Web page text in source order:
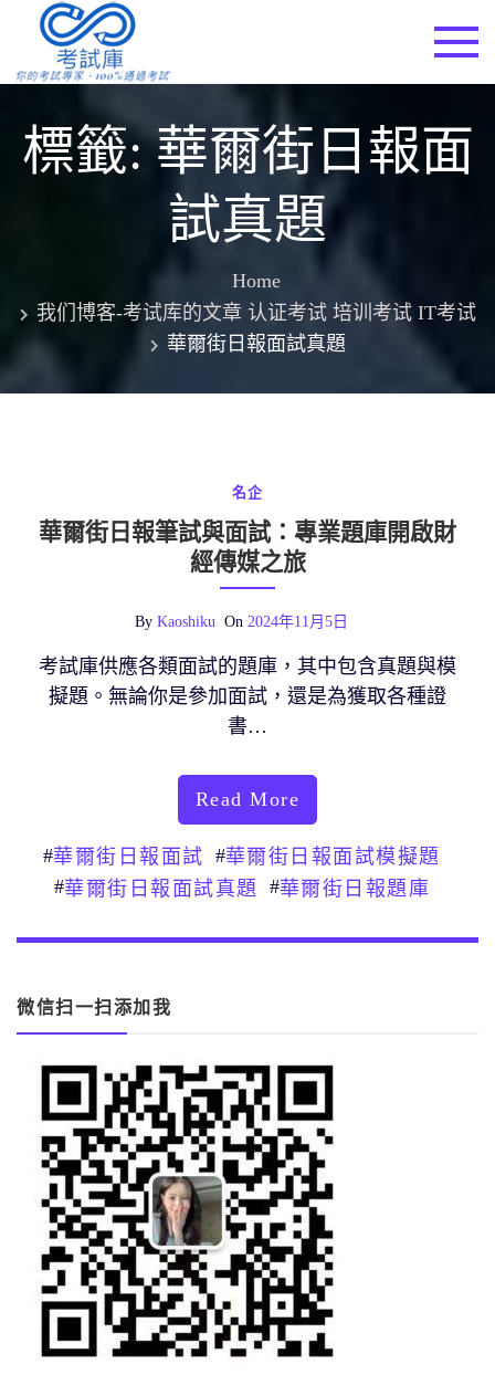
content
標籤:華爾街日報面
試真題
Home
我们博客-考试库的文章 认证考试 培训考试 IT考试
華爾街日報面試真題
名企
華爾街日報筆試與面試：專業題庫開啟財
經傳媒之旅
By Kaoshiku On 2024年11月5日
考試庫供應各類面試的題庫，其中包含真題與模
擬題。無論你是參加面試，還是為獲取各種證
書…
Read More
#華爾街日報面試 #華爾街日報面試模擬題
#華爾街日報面試真題 #華爾街日報題庫
微信扫一扫添加我